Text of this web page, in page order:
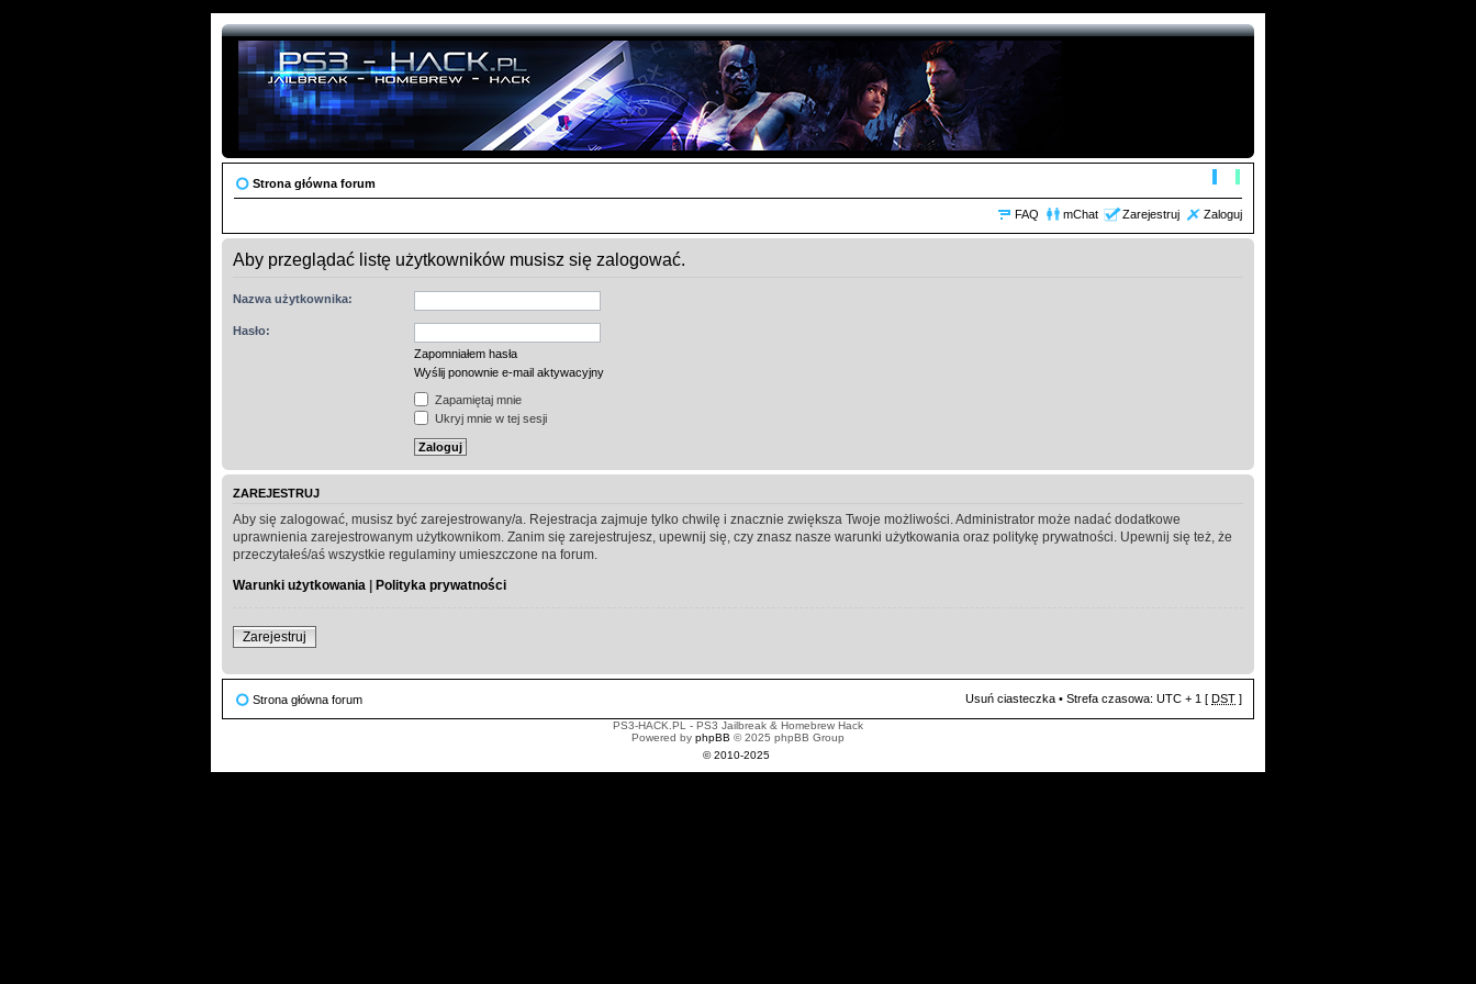
Strona główna forum
FAQ mChat Zarejestruj Zaloguj
Aby przeglądać listę użytkowników musisz się zalogować.
Nazwa użytkownika:
Hasło:
Zapomniałem hasła
Wyślij ponownie e-mail aktywacyjny
Zapamiętaj mnie
Ukryj mnie w tej sesji
ZAREJESTRUJ
Aby się zalogować, musisz być zarejestrowany/a. Rejestracja zajmuje tylko chwilę i znacznie zwiększa Twoje możliwości. Administrator może nadać dodatkowe
uprawnienia zarejestrowanym użytkownikom. Zanim się zarejestrujesz, upewnij się, czy znasz nasze warunki użytkowania oraz politykę prywatności. Upewnij się też, że
przeczytałeś/aś wszystkie regulaminy umieszczone na forum.
Warunki użytkowania | Polityka prywatności
Zarejestruj
Strona główna forum Usuń ciasteczka • Strefa czasowa: UTC + 1 [ DST ]
PS3-HACK.PL - PS3 Jailbreak & Homebrew Hack
Powered by phpBB © 2025 phpBB Group
© 2010-2025